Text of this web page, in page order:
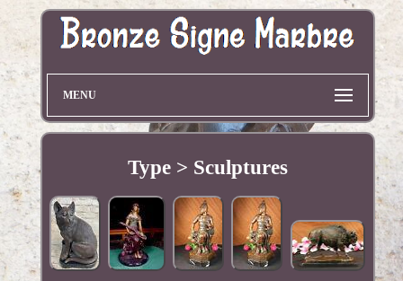
MENU
Type > Sculptures